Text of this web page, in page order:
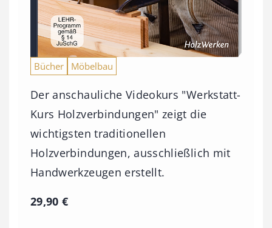
Bücher Möbelbau
Der anschauliche Videokurs "Werkstatt-
Kurs Holzverbindungen" zeigt die
wichtigsten traditionellen
Holzverbindungen, ausschließlich mit
Handwerkzeugen erstellt.
29,90€